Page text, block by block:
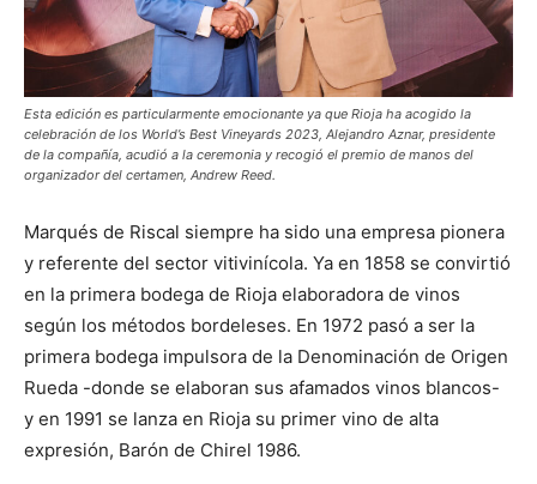
Esta edición es particularmente emocionante ya que Rioja ha acogido la
celebración de los World’s Best Vineyards 2023, Alejandro Aznar, presidente
de la compañía, acudió a la ceremonia y recogió el premio de manos del
organizador del certamen, Andrew Reed.
Marqués de Riscal siempre ha sido una empresa pionera
y referente del sector vitivinícola. Ya en 1858 se convirtió
en la primera bodega de Rioja elaboradora de vinos
según los métodos bordeleses. En 1972 pasó a ser la
primera bodega impulsora de la Denominación de Origen
Rueda -donde se elaboran sus afamados vinos blancos-
y en 1991 se lanza en Rioja su primer vino de alta
expresión, Barón de Chirel 1986.